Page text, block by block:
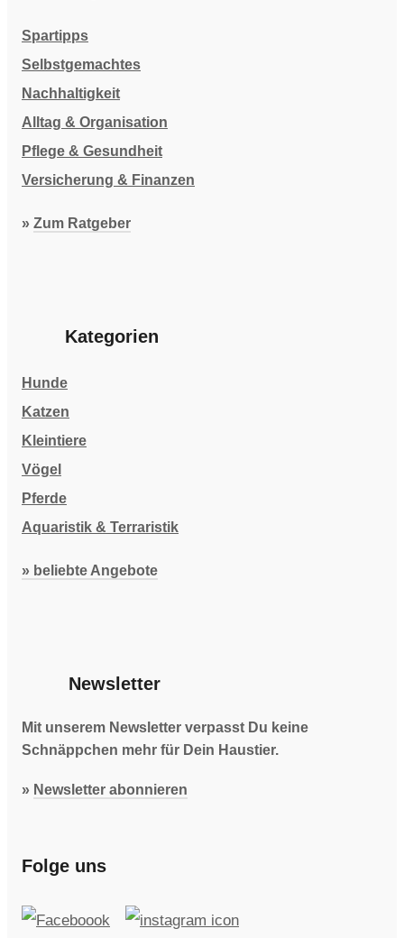
Spartipps
Selbstgemachtes
Nachhaltigkeit
Alltag & Organisation
Pflege & Gesundheit
Versicherung & Finanzen
» Zum Ratgeber
Kategorien
Hunde
Katzen
Kleintiere
Vögel
Pferde
Aquaristik & Terraristik
» beliebte Angebote
Newsletter
Mit unserem Newsletter verpasst Du keine
Schnäppchen mehr für Dein Haustier.
» Newsletter abonnieren
Folge uns